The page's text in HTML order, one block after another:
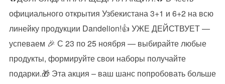
официального открытия Узбекистана 3+1 и 6+2 на всю
линейку продукции Dandelion!👍 УЖЕ ДЕЙСТВУЕТ —
успеваем 🎉 С 23 по 25 ноября — выбирайте любые
продукты, формируйте свои наборы получайте
подарки.🎁 Эта акция – ваш шанс попробовать больше